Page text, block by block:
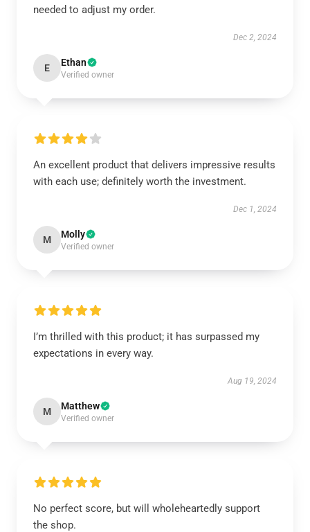
needed to adjust my order.
Dec 2, 2024
E Ethan
Verified owner
An excellent product that delivers impressive results
with each use; definitely worth the investment.
Dec 1, 2024
M Molly
Verified owner
I’m thrilled with this product; it has surpassed my
expectations in every way.
Aug 19, 2024
M Matthew
Verified owner
No perfect score, but will wholeheartedly support
the shop.